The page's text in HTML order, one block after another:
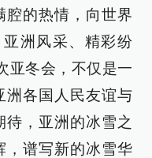
腔的热情，向世界
洲风采、精彩纷
亚冬会，不仅是一
洲各国人民友谊与
待，亚洲的冰雪之
，谱写新的冰雪华